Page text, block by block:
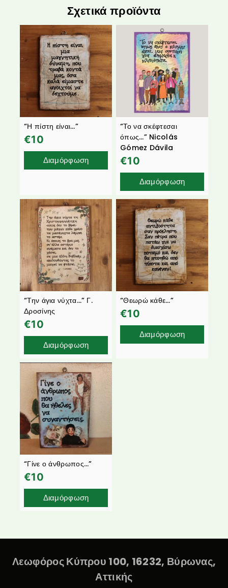
Σχετικά προϊόντα
“Η πίστη είναι…”
€10
Διαμόρφωση
“Το να σκέφτεσαι
όπως…” Nicolás
Gómez Dávila
€10
Διαμόρφωση
“Την άγια νύχτα…” Γ.
Δροσίνης
€10
Διαμόρφωση
“Θεωρώ κάθε…”
€10
Διαμόρφωση
“Γίνε ο άνθρωπος…”
€10
Διαμόρφωση
Λεωφόρος Κύπρου 100, 16232, Βύρωνας,
Αττικής